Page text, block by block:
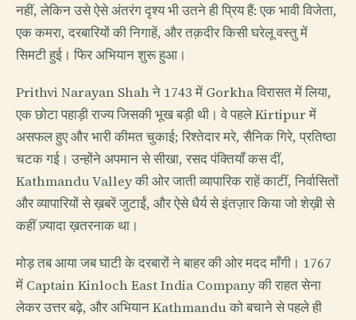
नहीं, लेकिन उसे ऐसे अंतरंग दृश्य भी उतने ही प्रिय हैं: एक भावी विजेता,
एक कमरा, दरबारियों की निगाहें, और तक़दीर किसी घरेलू वस्तु में
सिमटी हुई। फिर अभियान शुरू हुआ।
Prithvi Narayan Shah ने 1743 में Gorkha विरासत में लिया,
एक छोटा पहाड़ी राज्य जिसकी भूख बड़ी थी। वे पहले Kirtipur में
असफल हुए और भारी कीमत चुकाई; रिश्तेदार मरे, सैनिक गिरे, प्रतिष्ठा
चटक गई। उन्होंने अपमान से सीखा, रसद पंक्तियाँ कस दीं,
Kathmandu Valley की ओर जाती व्यापारिक राहें काटीं, निर्वासितों
और व्यापारियों से ख़बरें जुटाईं, और ऐसे धैर्य से इंतज़ार किया जो शेख़ी से
कहीं ज़्यादा ख़तरनाक था।
मोड़ तब आया जब घाटी के दरबारों ने बाहर की ओर मदद माँगी। 1767
में Captain Kinloch East India Company की राहत सेना
लेकर उत्तर बढ़े, और अभियान Kathmandu को बचाने से पहले ही